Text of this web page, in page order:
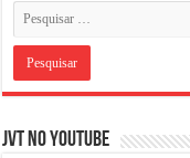
JVT NO YOUTUBE